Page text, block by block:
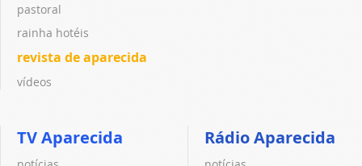
pastoral
rainha hotéis
revista de aparecida
vídeos
TV Aparecida Rádio Aparecida